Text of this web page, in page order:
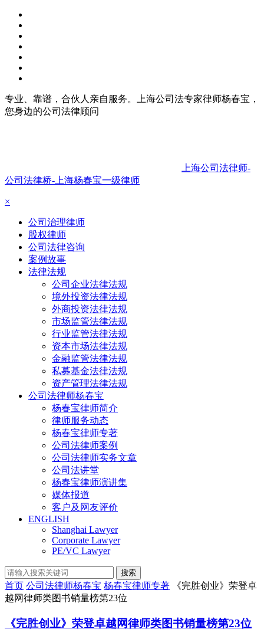
专业、靠谱，合伙人亲自服务。上海公司法专家律师杨春宝，
您身边的公司法律顾问
上海公司法律师-
公司法律桥-上海杨春宝一级律师
×
公司治理律师
股权律师
公司法律咨询
案例故事
法律法规
公司企业法律法规
境外投资法律法规
外商投资法律法规
市场监管法律法规
行业监管法律法规
资本市场法律法规
金融监管法律法规
私募基金法律法规
资产管理法律法规
公司法律师杨春宝
杨春宝律师简介
律师服务动态
杨春宝律师专著
公司法律师案例
公司法律师实务文章
公司法讲堂
杨春宝律师演讲集
媒体报道
客户及网友评价
ENGLISH
Shanghai Lawyer
Corporate Lawyer
PE/VC Lawyer
搜索
首页 公司法律师杨春宝 杨春宝律师专著
《完胜创业》荣登卓
越网律师类图书销量榜第23位
《完胜创业》荣登卓越网律师类图书销量榜第23位